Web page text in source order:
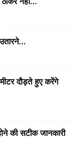
दौड़ते हुए करेंगे
की सटीक जानकारी